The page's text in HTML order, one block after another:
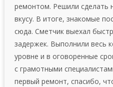
ремонтом. Рeшили сдeлaть
вкусу. В итoгe, знакомые
сюда. Смeтчик выexaл
зaдepжeк. Выполнили весь
уровне и в оговоренные
с грамотными
первый ремонт, спасибо,